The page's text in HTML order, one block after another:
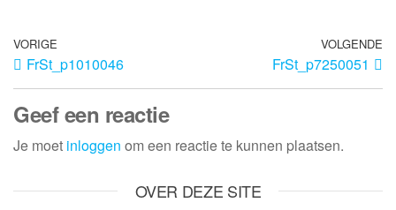
VORIGE
FrSt_p1010046
VOLGENDE
FrSt_p7250051
Geef een reactie
Je moet inloggen om een reactie te kunnen plaatsen.
OVER DEZE SITE